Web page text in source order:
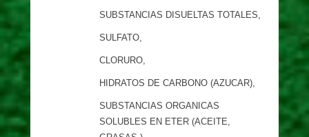
SUBSTANCIAS DISUELTAS TOTALES,
SULFATO,
CLORURO,
HIDRATOS DE CARBONO (AZUCAR),
SUBSTANCIAS ORGANICAS
SOLUBLES EN ETER (ACEITE,